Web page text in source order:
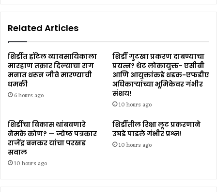
Related Articles
शिर्डीत हॉटेल व्यावसायिकाला
मारहाण तक्रार दिल्याचा राग
मनात धरून जीवे मारण्याची
धमकी
6 hours ago
शिर्डी गुटखा प्रकरण दाबण्याचा
प्रयत्न? थेट लोकायुक्त- एसीबी
आणि आयुक्तांकडे धडक-एफडीए
अधिकाऱ्यांच्या भूमिकेवर गंभीर
संशय!
10 hours ago
शिर्डीचा विकास थांबवणारे
नेमके कोण? — ज्येष्ठ पत्रकार
राजेंद्र बनकर यांचा परखड
सवाल
10 hours ago
शिर्डीतील रिक्षा लूट प्रकरणाने
उघडे पाडले गंभीर प्रश्न!
10 hours ago